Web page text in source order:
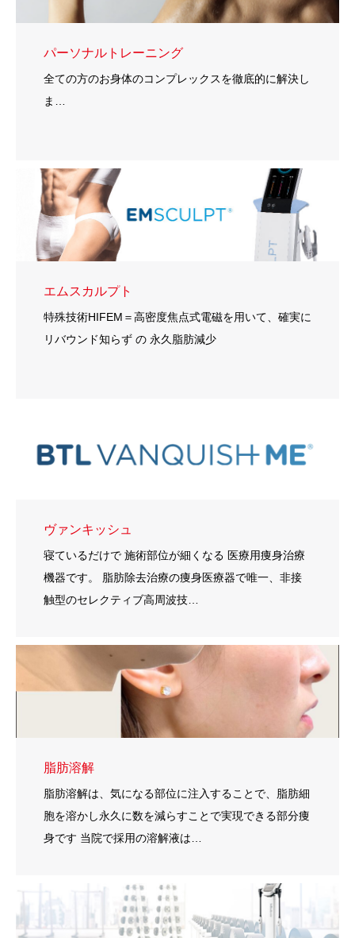
パーソナルトレーニング
全ての方のお身体のコンプレックスを徹底的に解決し
ま…
エムスカルプト
特殊技術HIFEM＝高密度焦点式電磁を用いて、確実に
リバウンド知らず の 永久脂肪減少
ヴァンキッシュ
寝ているだけで 施術部位が細くなる 医療用痩身治療
機器です。 脂肪除去治療の痩身医療器で唯一、非接
触型のセレクティブ高周波技…
脂肪溶解
脂肪溶解は、気になる部位に注入することで、脂肪細
胞を溶かし永久に数を減らすことで実現できる部分痩
身です 当院で採用の溶解液は…